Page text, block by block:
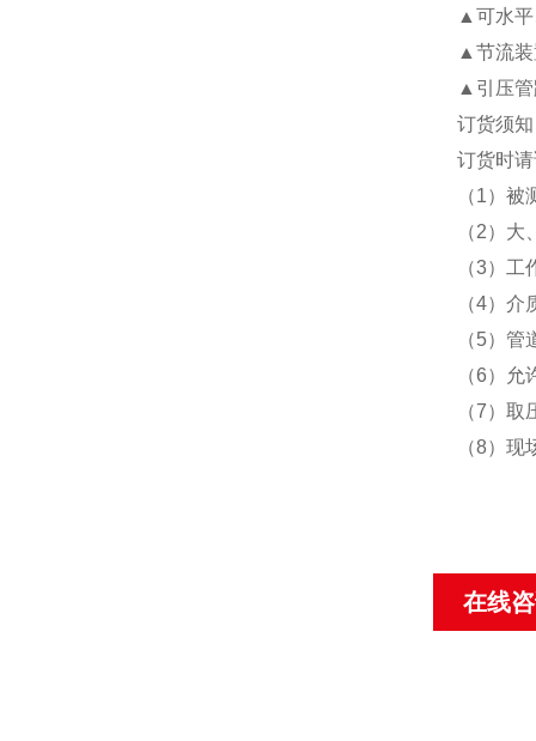
▲ 可水
▲ 节流
▲ 引压
订货须知
订货时
（1）被
（2）大
（3）工
（4）介
（5）管
（6）允
（7）取
（8）现
在线